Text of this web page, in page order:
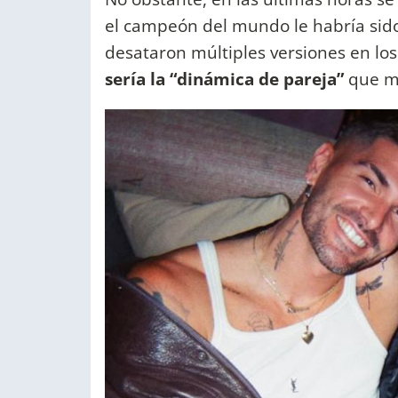
el campeón del mundo le habría
desataron múltiples versiones en
sería la “dinámica de pareja”que